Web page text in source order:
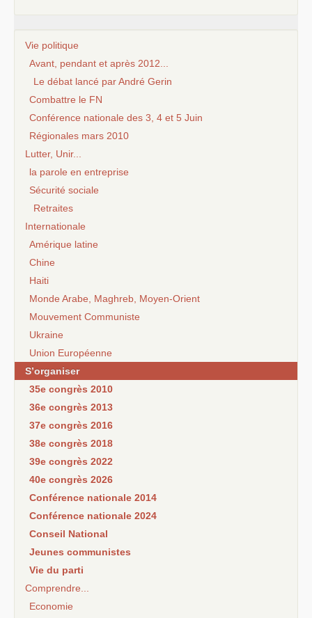
Vie politique
Avant, pendant et après 2012...
Le débat lancé par André Gerin
Combattre le FN
Conférence nationale des 3, 4 et 5 Juin
Régionales mars 2010
Lutter, Unir...
la parole en entreprise
Sécurité sociale
Retraites
Internationale
Amérique latine
Chine
Haiti
Monde Arabe, Maghreb, Moyen-Orient
Mouvement Communiste
Ukraine
Union Européenne
S’organiser
35e congrès 2010
36e congrès 2013
37e congrès 2016
38e congrès 2018
39e congrès 2022
40e congrès 2026
Conférence nationale 2014
Conférence nationale 2024
Conseil National
Jeunes communistes
Vie du parti
Comprendre...
Economie